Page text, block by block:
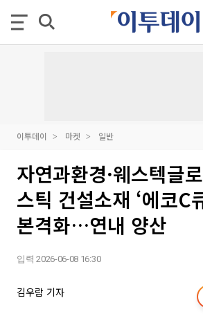
이투데이 마켓 일반
자연과환경·웨스텍글
스틱 건설소재 ‘에코C
본격화…연내 양산
입력 2026-06-08 16:30
김우람 기자